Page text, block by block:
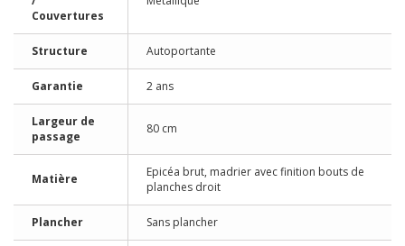
Couvertures
Structure Autoportante
Garantie 2 ans
Largeur de
passage
80 cm
Matière
Epicéa brut, madrier avec finition bouts de
planches droit
Plancher Sans plancher